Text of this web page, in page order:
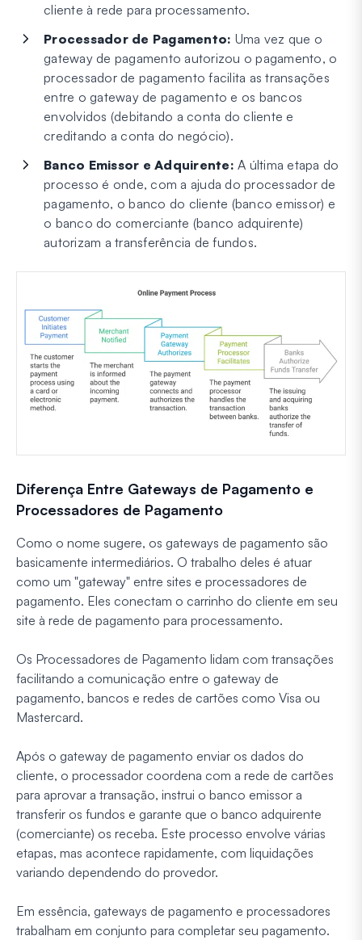
cliente à rede para processamento.
Processador de Pagamento: Uma vez que o
gateway de pagamento autorizou o pagamento, o
processador de pagamento facilita as transações
entre o gateway de pagamento e os bancos
envolvidos (debitando a conta do cliente e
creditando a conta do negócio).
Banco Emissor e Adquirente: A última etapa do
processo é onde, com a ajuda do processador de
pagamento, o banco do cliente (banco emissor) e
o banco do comerciante (banco adquirente)
autorizam a transferência de fundos.
Diferença Entre Gateways de Pagamento e
Processadores de Pagamento
Como o nome sugere, os gateways de pagamento são
basicamente intermediários. O trabalho deles é atuar
como um "gateway" entre sites e processadores de
pagamento. Eles conectam o carrinho do cliente em seu
site à rede de pagamento para processamento.
Os Processadores de Pagamento lidam com transações
facilitando a comunicação entre o gateway de
pagamento, bancos e redes de cartões como Visa ou
Mastercard.
Após o gateway de pagamento enviar os dados do
cliente, o processador coordena com a rede de cartões
para aprovar a transação, instrui o banco emissor a
transferir os fundos e garante que o banco adquirente
(comerciante) os receba. Este processo envolve várias
etapas, mas acontece rapidamente, com liquidações
variando dependendo do provedor.
Em essência, gateways de pagamento e processadores
trabalham em conjunto para completar seu pagamento.